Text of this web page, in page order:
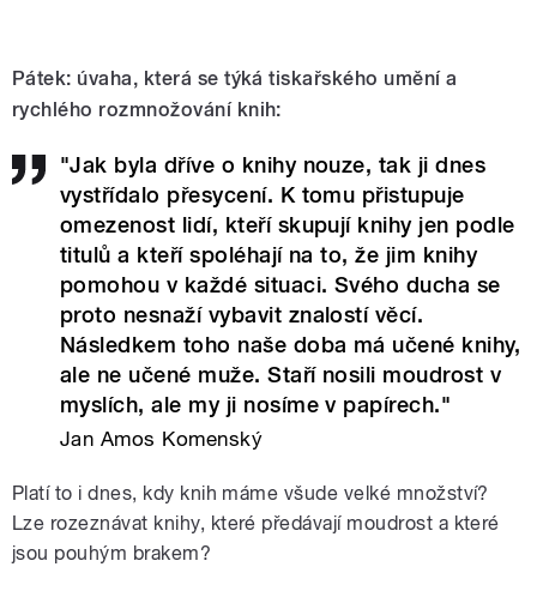
Pátek: úvaha, která se týká tiskařského umění a
rychlého rozmnožování knih:
"Jak byla dříve o knihy nouze, tak ji dnes
vystřídalo přesycení. K tomu přistupuje
omezenost lidí, kteří skupují knihy jen podle
titulů a kteří spoléhají na to, že jim knihy
pomohou v každé situaci. Svého ducha se
proto nesnaží vybavit znalostí věcí.
Následkem toho naše doba má učené knihy,
ale ne učené muže. Staří nosili moudrost v
myslích, ale my ji nosíme v papírech."
Jan Amos Komenský
Platí to i dnes, kdy knih máme všude velké množství?
Lze rozeznávat knihy, které předávají moudrost a které
jsou pouhým brakem?